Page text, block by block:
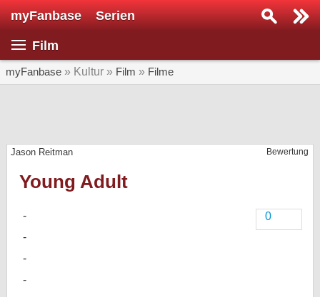
myFanbase Serien
Film
myFanbase » Kultur » Film » Filme
Bewertung
Jason Reitman
Young Adult
0
Serie suchen...
SERIEN